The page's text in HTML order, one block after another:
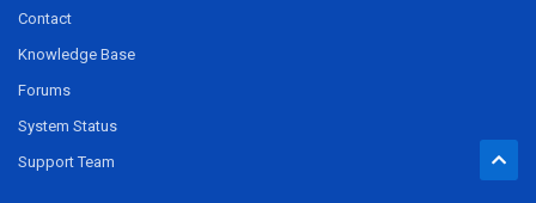
Contact
Knowledge Base
Forums
System Status
Support Team